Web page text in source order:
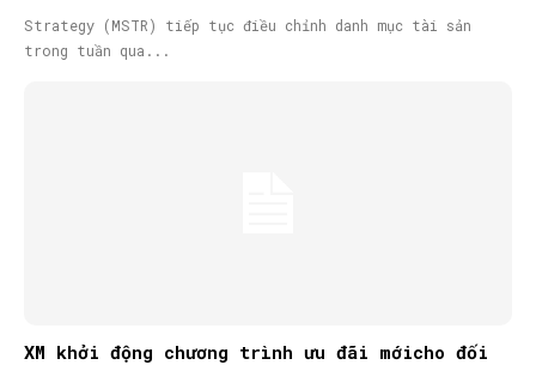
Strategy (MSTR) tiếp tục điều chỉnh danh mục tài sản
trong tuần qua...
XM khởi động chương trình ưu đãi mớicho đối